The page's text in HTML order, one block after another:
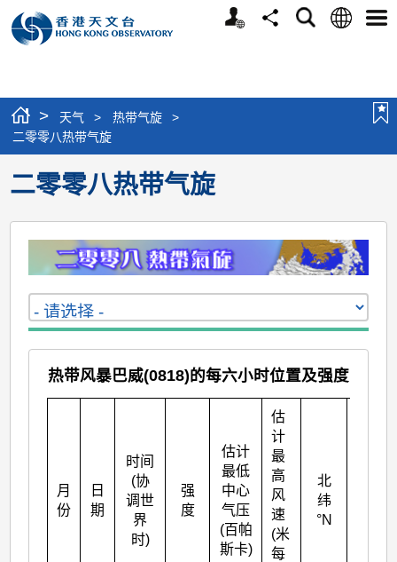
个
分
搜
语
选
> 天气 > 热带气旋
>
二零零八热带气旋
二零零八热带气旋
热带风暴巴威(0818)的每六小时位置及强度
月
份
日
期
时间
(协
调世
界
时)
强
度
估计
最低
中心
气压
(百帕
斯卡)
估
计
最
高
风
速
(米
每
北
纬
°N